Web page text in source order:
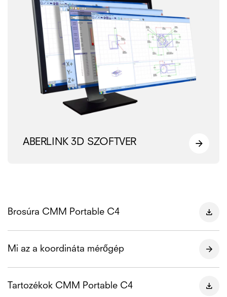
ABERLINK 3D SZOFTVER
Brosúra CMM Portable C4
Mi az a koordináta mérőgép
Tartozékok CMM Portable C4